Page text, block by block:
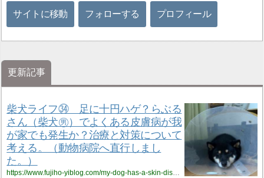
サイトに移動 フォローする プロフィール
更新記事
柴犬ライフ㉞ 足に十円ハゲ？らぶる
さん（柴犬㊚）でよくある皮膚病が我
が家でも発生か？治療と対策について
考える。（動物病院へ直行しまし
た。）
https://www.fujiho-yiblog.com/my-dog-has-a-skin-disease-go-to-the-veterinary-hospital-and-start-treatment/